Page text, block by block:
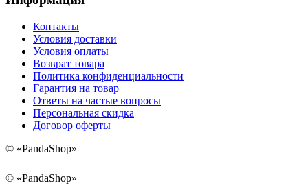
Контакты
Условия доставки
Условия оплаты
Возврат товара
Политика конфиденциальности
Гарантия на товар
Ответы на частые вопросы
Персональная скидка
Договор оферты
© «PandaShop»
© «PandaShop»